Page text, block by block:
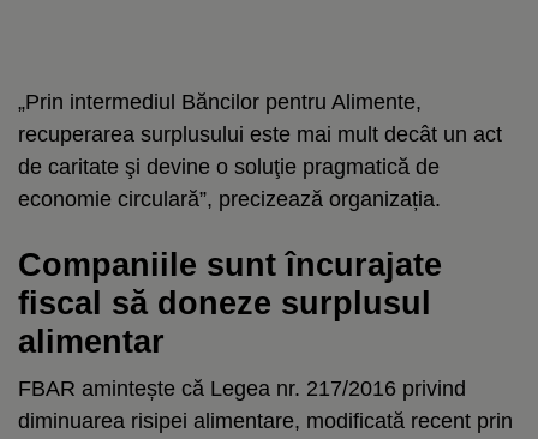
„Prin intermediul Băncilor pentru Alimente,
recuperarea surplusului este mai mult decât un act
de caritate şi devine o soluţie pragmatică de
economie circulară”, precizează organizația.
Companiile sunt încurajate
fiscal să doneze surplusul
alimentar
FBAR amintește că Legea nr. 217/2016 privind
diminuarea risipei alimentare, modificată recent prin